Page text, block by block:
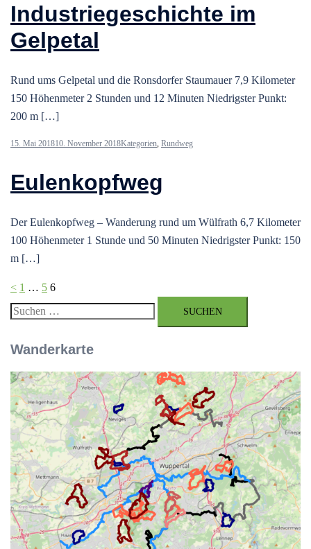
Industriegeschichte im
Gelpetal
Rund ums Gelpetal und die Ronsdorfer Staumauer 7,9 Kilometer
150 Höhenmeter 2 Stunden und 12 Minuten Niedrigster Punkt:
200 m […]
15. Mai 201810. November 2018Kategorien, Rundweg
Eulenkopfweg
Der Eulenkopfweg – Wanderung rund um Wülfrath 6,7 Kilometer
100 Höhenmeter 1 Stunde und 50 Minuten Niedrigster Punkt: 150
m […]
Seitennummerierung
der
< 1 … 5 6
Suchen
Wanderkarte